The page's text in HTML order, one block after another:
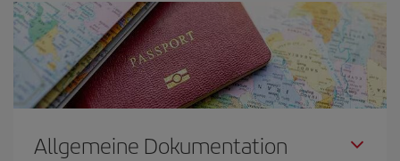
Allgemeine Dokumentation